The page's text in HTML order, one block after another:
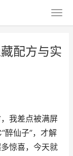
配方与实
我差点被满屏
醉仙子”，才解
惊喜，今天就